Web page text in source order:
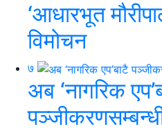
‘आधारभूत
विमोचन
७
अब ‘नागरिक